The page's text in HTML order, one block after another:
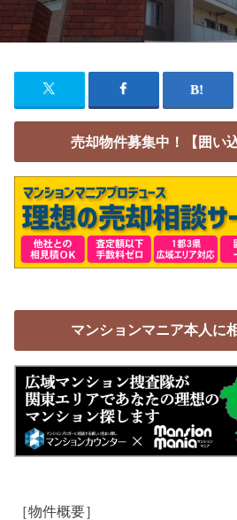
売却物件募集中！【囲い
マンションマニア本人に
［物件概要］